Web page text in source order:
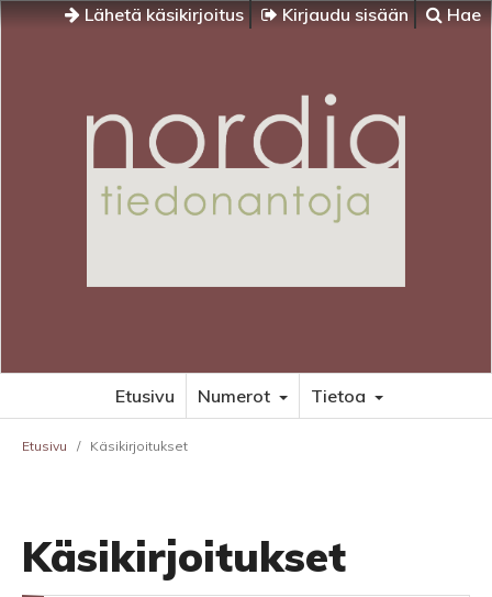
Lähetä käsikirjoitus Kirjaudu sisään Hae
Etusivu Numerot Tietoa
Etusivu / Käsikirjoitukset
Käsikirjoitukset